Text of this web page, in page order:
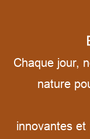
Chaque jour,
nature
innovantes